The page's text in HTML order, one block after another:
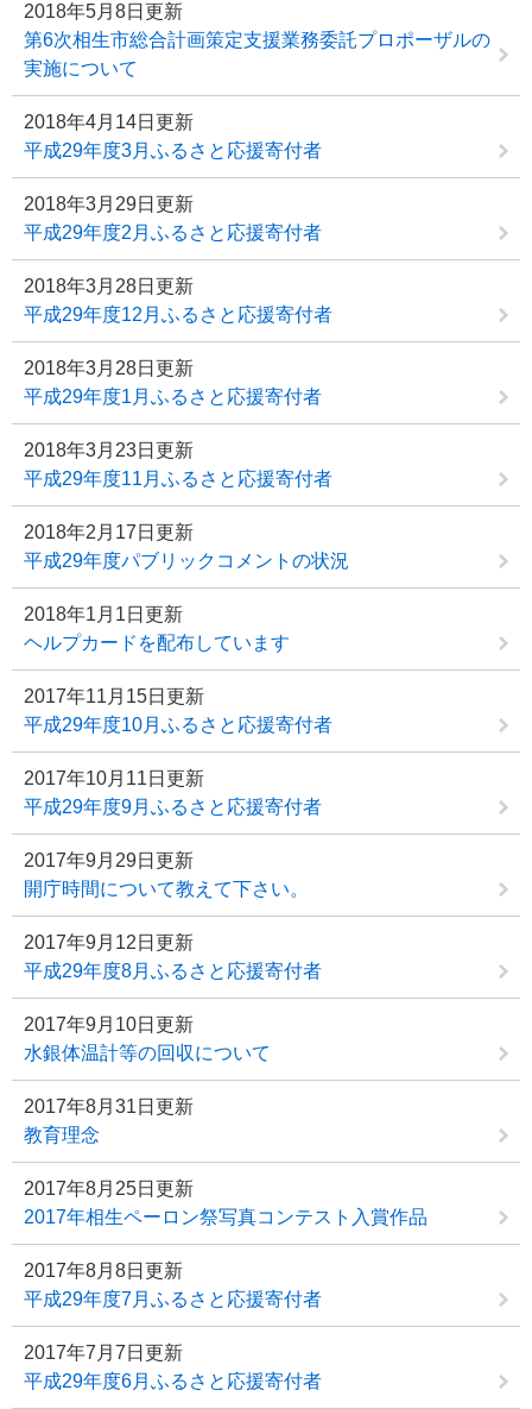
2018年5月8日更新
第6次相生市総合計画策定支援業務委託プロポーザルの
実施について
2018年4月14日更新
平成29年度3月ふるさと応援寄付者
2018年3月29日更新
平成29年度2月ふるさと応援寄付者
2018年3月28日更新
平成29年度12月ふるさと応援寄付者
2018年3月28日更新
平成29年度1月ふるさと応援寄付者
2018年3月23日更新
平成29年度11月ふるさと応援寄付者
2018年2月17日更新
平成29年度パブリックコメントの状況
2018年1月1日更新
ヘルプカードを配布しています
2017年11月15日更新
平成29年度10月ふるさと応援寄付者
2017年10月11日更新
平成29年度9月ふるさと応援寄付者
2017年9月29日更新
開庁時間について教えて下さい。
2017年9月12日更新
平成29年度8月ふるさと応援寄付者
2017年9月10日更新
水銀体温計等の回収について
2017年8月31日更新
教育理念
2017年8月25日更新
2017年相生ペーロン祭写真コンテスト入賞作品
2017年8月8日更新
平成29年度7月ふるさと応援寄付者
2017年7月7日更新
平成29年度6月ふるさと応援寄付者